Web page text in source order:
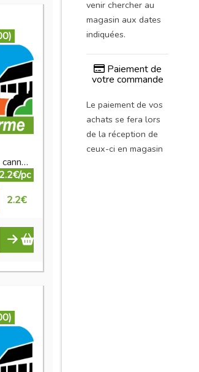
chips banane au sucre de canne 125 g
2.2€/pc
2.2€
venir chercher au
magasin aux dates
indiquées.
Paiement de
votre commande
Le paiement de vos
achats se fera lors
de la réception de
ceux-ci en magasin